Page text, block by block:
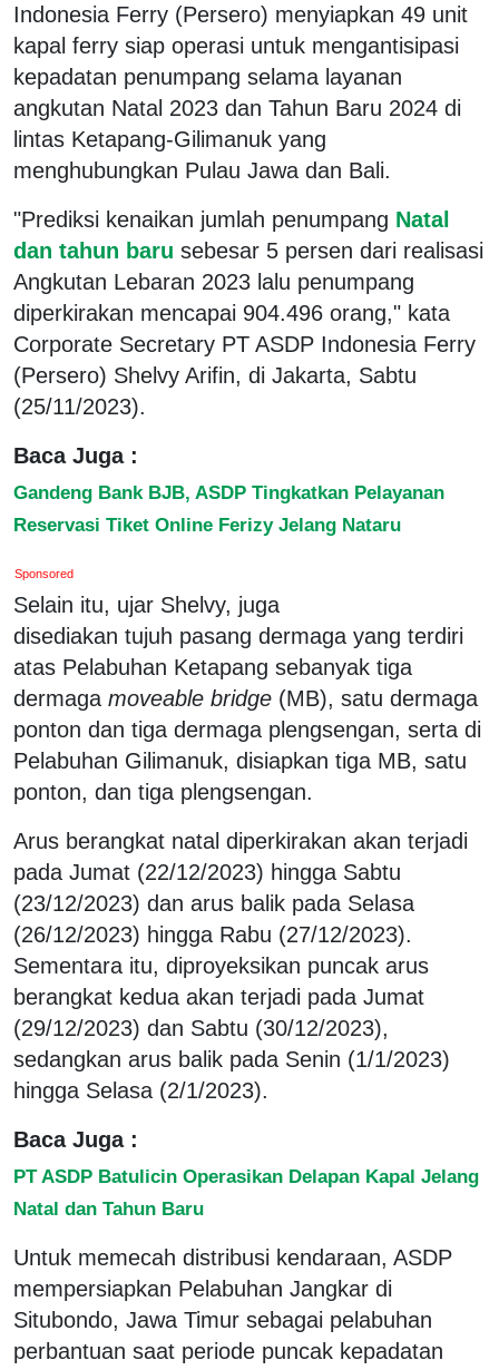
Indonesia Ferry (Persero) menyiapkan 49 unit
kapal ferry siap operasi untuk mengantisipasi
kepadatan penumpang selama layanan
angkutan Natal 2023 dan Tahun Baru 2024 di
lintas Ketapang-Gilimanuk yang
menghubungkan Pulau Jawa dan Bali.
"Prediksi kenaikan jumlah penumpang Natal
dan tahun baru sebesar 5 persen dari realisasi
Angkutan Lebaran 2023 lalu penumpang
diperkirakan mencapai 904.496 orang," kata
Corporate Secretary PT ASDP Indonesia Ferry
(Persero) Shelvy Arifin, di Jakarta, Sabtu
(25/11/2023).
Baca Juga :
Gandeng Bank BJB, ASDP Tingkatkan Pelayanan
Reservasi Tiket Online Ferizy Jelang Nataru
Sponsored
Selain itu, ujar Shelvy, juga
disediakan tujuh pasang dermaga yang terdiri
atas Pelabuhan Ketapang sebanyak tiga
dermaga moveable bridge (MB), satu dermaga
ponton dan tiga dermaga plengsengan, serta di
Pelabuhan Gilimanuk, disiapkan tiga MB, satu
ponton, dan tiga plengsengan.
Arus berangkat natal diperkirakan akan terjadi
pada Jumat (22/12/2023) hingga Sabtu
(23/12/2023) dan arus balik pada Selasa
(26/12/2023) hingga Rabu (27/12/2023).
Sementara itu, diproyeksikan puncak arus
berangkat kedua akan terjadi pada Jumat
(29/12/2023) dan Sabtu (30/12/2023),
sedangkan arus balik pada Senin (1/1/2023)
hingga Selasa (2/1/2023).
Baca Juga :
PT ASDP Batulicin Operasikan Delapan Kapal Jelang
Natal dan Tahun Baru
Untuk memecah distribusi kendaraan, ASDP
mempersiapkan Pelabuhan Jangkar di
Situbondo, Jawa Timur sebagai pelabuhan
perbantuan saat periode puncak kepadatan